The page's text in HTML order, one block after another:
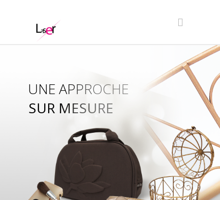
SUR MESURE
UNE APPROCHE